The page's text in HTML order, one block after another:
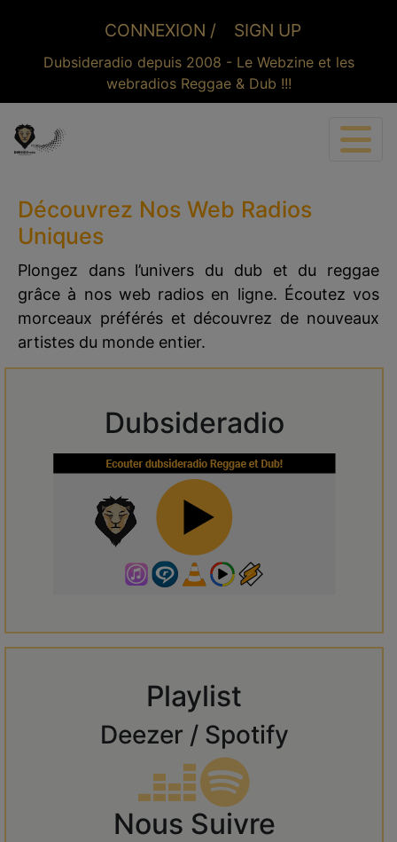
Dubsideradio depuis 2008 - Le Webzine et les
webradios Reggae & Dub !!!
CONNEXION / SIGN UP
Découvrez Nos Web Radios
Uniques
Plongez dans l’univers du dub et du reggae
grâce à nos web radios en ligne. Écoutez vos
morceaux préférés et découvrez de nouveaux
artistes du monde entier.
Dubsideradio
Playlist
Deezer / Spotify
Nous Suivre